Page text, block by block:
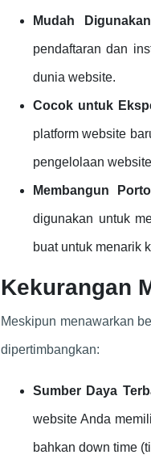
Mudah
pendaftaran dan
dunia website.
Cocok untuk
platform website
pengelolaan
Membangun
digunakan untuk
buat untuk menarik
Kekurangan
Meskipun menawarkan
dipertimbangkan:
Sumber Daya
website Anda
bahkan down time